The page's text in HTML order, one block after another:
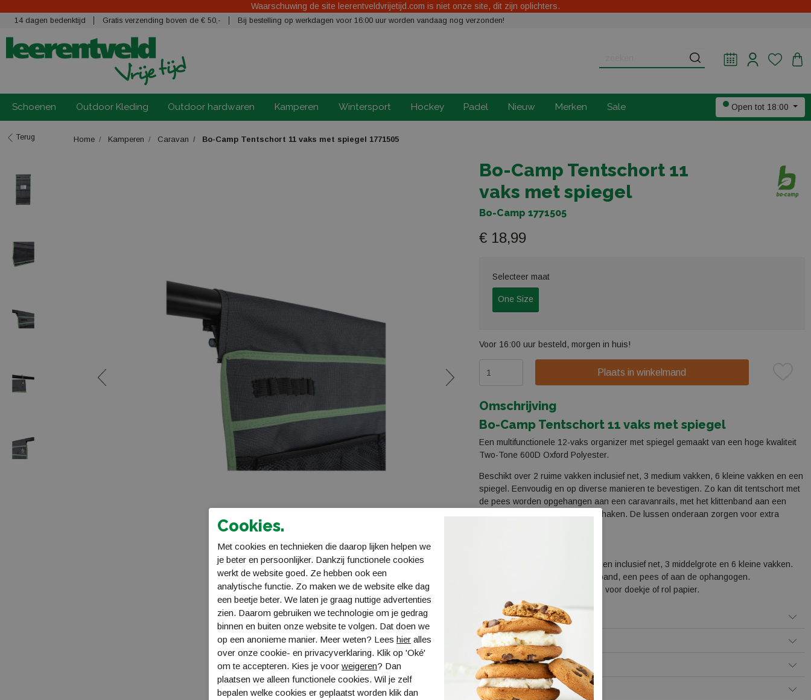
Waarschuwing de site leerentveldvrijetijd.com is niet onze site, dit zijn oplichters.
14 dagen bedenktijd Gratis verzending boven de € 50,- Bij bestelling op werkdagen voor 16:00 uur worden vandaag nog verzonden!
Schoenen Outdoor Kleding Outdoor hardwaren Kamperen Wintersport Hockey Padel Nieuw Merken Sale Open tot 18:00
Terug Home Kamperen Caravan Bo-Camp Tentschort 11 vaks met spiegel 1771505
Bo-Camp Tentschort 11
vaks met spiegel
Bo-Camp 1771505
€ 18,99
Selecteer maat
One Size
Voor 16:00 uur besteld, morgen in huis!
Plaats in winkelmand
Omschrijving
Bo-Camp Tentschort 11 vaks met spiegel
Een multifunctionele 12-vaks organizer met spiegel gemaakt van een hoge kwaliteit
Two-Tone 600D Oxford Polyester.
Beschikt over 2 ruime vakken inclusief net, 3 medium vakken, 6 kleine vakken en een
spiegel. Eenvoudig en op diverse manieren te bevestigen. Zo kan dit tentschort met
de pees worden opgehangen aan een caravanrails, met het klittenband aan een
tentstok of met de zeilogen aan haken. De lussen onderaan zorgen voor extra
Voorzien van 2 grote vakken inclusief net, 3 middelgrote en 6 kleine vakken.
Te bevestigen met klittenband, een pees of aan de ophangogen.
Inclusief elastische lijntjes voor doekje of rol papier.
Specificaties
Bestellen en Betalen
Verzending en levering
Retourneren
Cookies.
Met cookies en technieken die daarop lijken helpen we
je beter en persoonlijker. Dankzij functionele cookies
werkt de website goed. Ze hebben ook een
analytische functie. Zo maken we de website elke dag
een beetje beter. We laten je graag nuttige advertenties
zien. Daarom gebruiken we technologie om je gedrag
binnen en buiten onze website te volgen. Dat doen we
op een anonieme manier. Meer weten? Lees hier alles
over onze cookie- en privacyverklaring. Klik op 'Oké'
om te accepteren. Kies je voor weigeren? Dan
plaatsen we alleen functionele cookies. Wil je zelf
bepalen welke cookies er geplaatst worden klik dan